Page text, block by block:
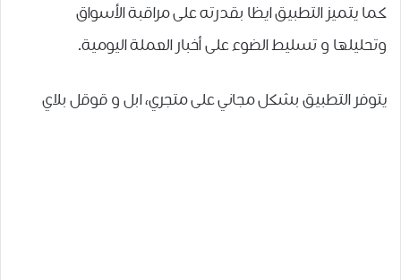
كما يتميز التطبيق ايظا بقدرته على مراقبة الأسواق
وتحليلها و تسليط الضوء على أخبار العملة اليومية.
يتوفر التطبيق بشكل مجاني على متجري، ابل و قوقل بلاي